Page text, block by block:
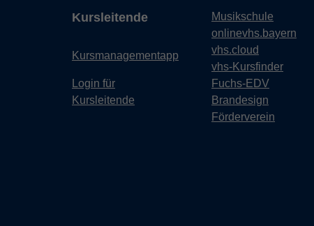
Kursleitende
Kursmanagementapp
Login für
Kursleitende
Musikschule
onlinevhs.bayern
vhs.cloud
vhs-Kursfinder
Fuchs-EDV
Brandesign
Förderverein